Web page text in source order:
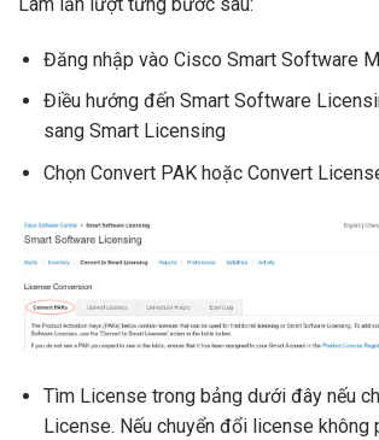
Đăng nhập vào Cisco Smart Software
Điều hướng đến Smart Software
sang Smart Licensing
Chọn Convert PAK hoặc Convert
Tìm License trong bảng dưới đây nếu
License. Nếu chuyển đổi license không